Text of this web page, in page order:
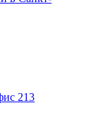
213